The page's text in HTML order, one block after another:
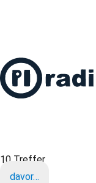
10 Treffer
davor…